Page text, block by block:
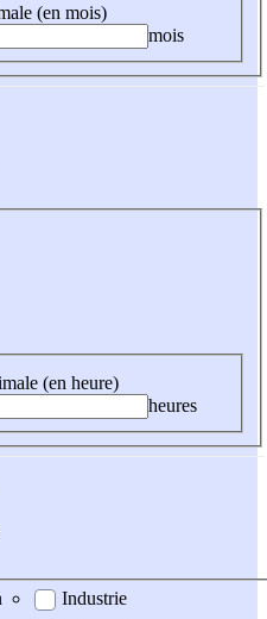
(en mois)
mois
(en heure)
heures
Industrie